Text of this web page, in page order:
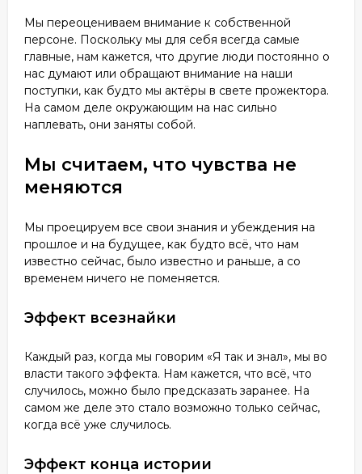
Мы переоцениваем внимание к собственной
персоне. Поскольку мы для себя всегда самые
главные, нам кажется, что другие люди постоянно о
нас думают или обращают внимание на наши
поступки, как будто мы актёры в свете прожектора.
На самом деле окружающим на нас сильно
наплевать, они заняты собой.
Мы считаем, что чувства не
меняются
Мы проецируем все свои знания и убеждения на
прошлое и на будущее, как будто всё, что нам
известно сейчас, было известно и раньше, а со
временем ничего не поменяется.
Эффект всезнайки
Каждый раз, когда мы говорим «Я так и знал», мы во
власти такого эффекта. Нам кажется, что всё, что
случилось, можно было предсказать заранее. На
самом же деле это стало возможно только сейчас,
когда всё уже случилось.
Эффект конца истории